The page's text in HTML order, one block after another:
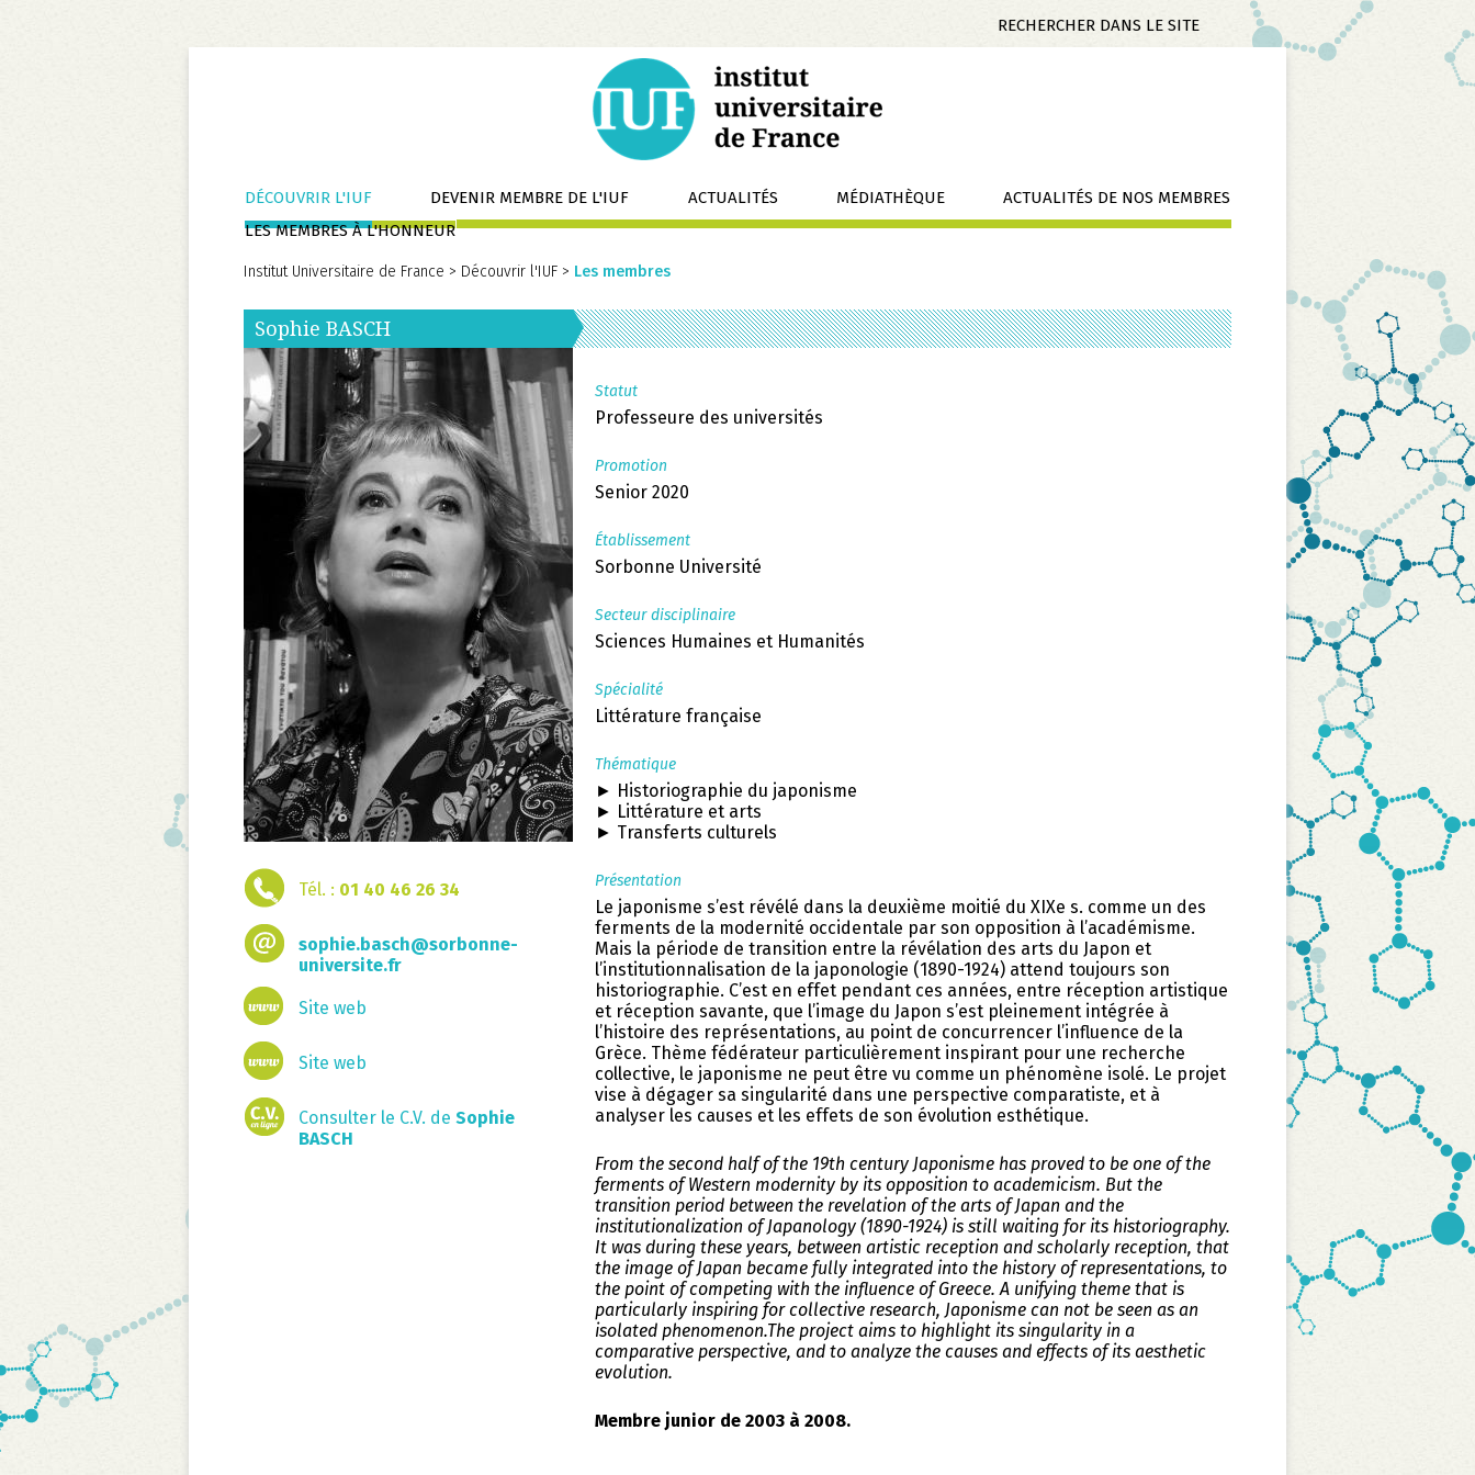
Mots-
Aller
au
contenu
DÉCOUVRIR L'IUF DEVENIR MEMBRE DE L'IUF ACTUALITÉS MÉDIATHÈQUE
ACTUALITÉS DE NOS MEMBRES
LES MEMBRES À L'HONNEUR
Institut Universitaire de France > Découvrir l'IUF > Les membres
Sophie BASCH
Tél. : 01 40 46 26 34
sophie.basch@sorbonne-
universite.fr
Site web
Site web
Consulter le C.V. de Sophie
BASCH
Statut
Professeure des universités
Promotion
Senior 2020
Établissement
Sorbonne Université
Secteur disciplinaire
Sciences Humaines et Humanités
Spécialité
Littérature française
Thématique
► Historiographie du japonisme
► Littérature et arts
► Transferts culturels
Présentation
Le japonisme s’est révélé dans la deuxième moitié du XIXe s. comme un des
ferments de la modernité occidentale par son opposition à l’académisme.
Mais la période de transition entre la révélation des arts du Japon et
l’institutionnalisation de la japonologie (1890-1924) attend toujours son
historiographie. C’est en effet pendant ces années, entre réception artistique
et réception savante, que l’image du Japon s’est pleinement intégrée à
l’histoire des représentations, au point de concurrencer l’influence de la
Grèce. Thème fédérateur particulièrement inspirant pour une recherche
collective, le japonisme ne peut être vu comme un phénomène isolé. Le projet
vise à dégager sa singularité dans une perspective comparatiste, et à
analyser les causes et les effets de son évolution esthétique.
From the second half of the 19th century Japonisme has proved to be one of the
ferments of Western modernity by its opposition to academicism. But the
transition period between the revelation of the arts of Japan and the
institutionalization of Japanology (1890-1924) is still waiting for its historiography.
It was during these years, between artistic reception and scholarly reception, that
the image of Japan became fully integrated into the history of representations, to
the point of competing with the influence of Greece. A unifying theme that is
particularly inspiring for collective research, Japonisme can not be seen as an
isolated phenomenon.The project aims to highlight its singularity in a
comparative perspective, and to analyze the causes and effects of its aesthetic
evolution.
Membre junior de 2003 à 2008.